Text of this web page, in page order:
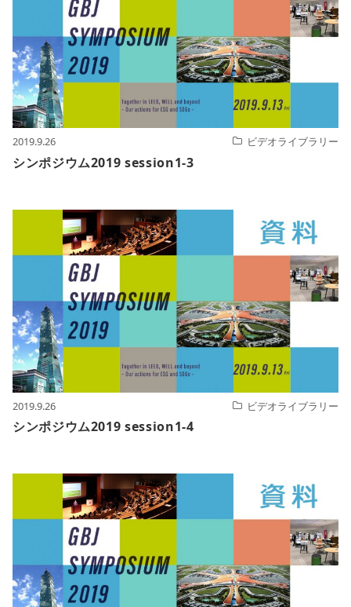
2019.9.26 ビデオライブラリー
シンポジウム2019 session1-3
2019.9.26 ビデオライブラリー
シンポジウム2019 session1-4